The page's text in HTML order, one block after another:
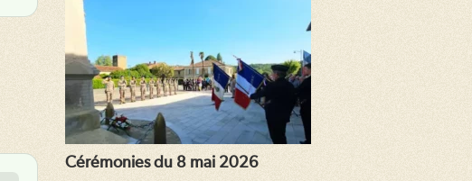
Cérémonies du 8 mai 2026